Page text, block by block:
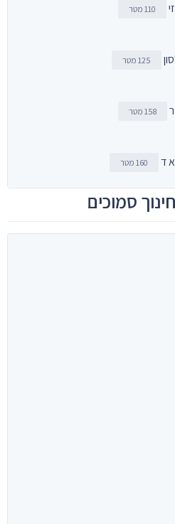
110 מטר
125 מטר
158 מטר
א ד 160 מטר
סמוכים